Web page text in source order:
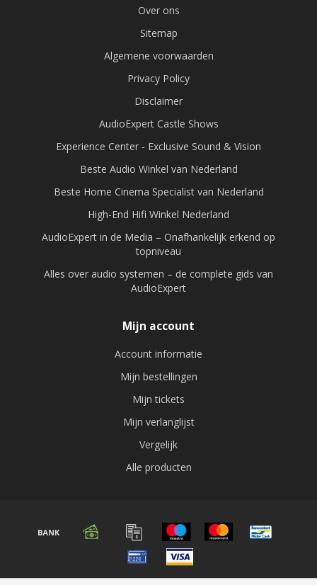
Over ons
Sitemap
Algemene voorwaarden
Privacy Policy
Disclaimer
AudioExpert Castle Shows
Experience Center - Exclusive Sound & Vision
Beste Audio Winkel van Nederland
Beste Home Cinema Specialist van Nederland
High-End Hifi Winkel Nederland
AudioExpert in de Media – Onafhankelijk erkend op
topniveau
Alles over audio systemen – de complete gids van
AudioExpert
Mijn account
Account informatie
Mijn bestellingen
Mijn tickets
Mijn verlanglijst
Vergelijk
Alle producten